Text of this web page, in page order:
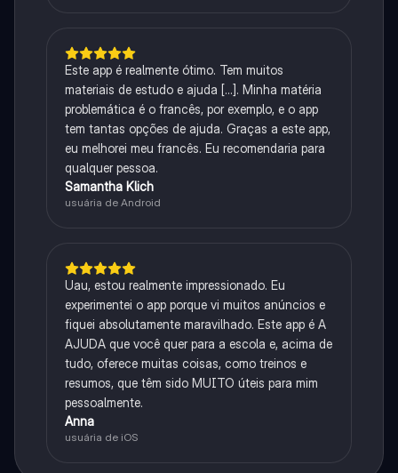
Este app é realmente ótimo. Tem muitos
materiais de estudo e ajuda [...]. Minha matéria
problemática é o francês, por exemplo, e o app
tem tantas opções de ajuda. Graças a este app,
eu melhorei meu francês. Eu recomendaria para
qualquer pessoa.
Samantha Klich
usuária de Android
Uau, estou realmente impressionado. Eu
experimentei o app porque vi muitos anúncios e
fiquei absolutamente maravilhado. Este app é A
AJUDA que você quer para a escola e, acima de
tudo, oferece muitas coisas, como treinos e
resumos, que têm sido MUITO úteis para mim
pessoalmente.
Anna
usuária de iOS